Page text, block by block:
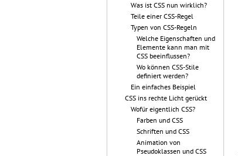
Was ist CSS nun wirklich?
Teile einer CSS-Regel
Typen von CSS-Regeln
Welche Eigenschaften und
Elemente kann man mit
CSS beeinflussen?
Wo können CSS-Stile
definiert werden?
Ein einfaches Beispiel
CSS ins rechte Licht gerückt
Wofür eigentlich CSS?
Farben und CSS
Schriften und CSS
Animation von
Pseudoklassen und CSS